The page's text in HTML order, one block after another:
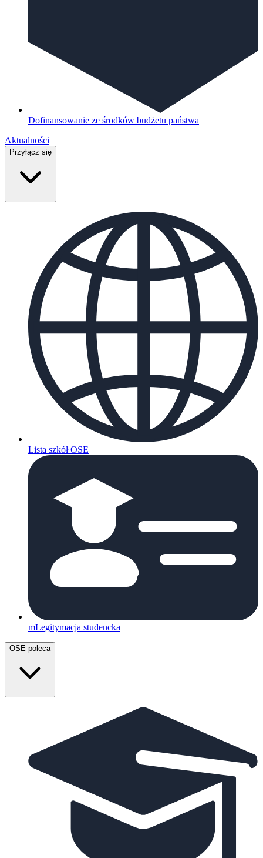
Dofinansowanie ze środków budżetu państwa
Aktualności
Przyłącz się
Lista szkół OSE
mLegitymacja studencka
OSE poleca